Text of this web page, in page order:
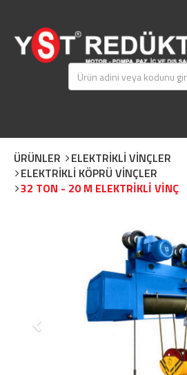
ÜRÜNLER
ELEKTRİKLİ VİNÇLER
ELEKTRİKLİ KÖPRÜ VİNÇLER
32 TON - 20 M ELEKTRİKLİ VİNÇ